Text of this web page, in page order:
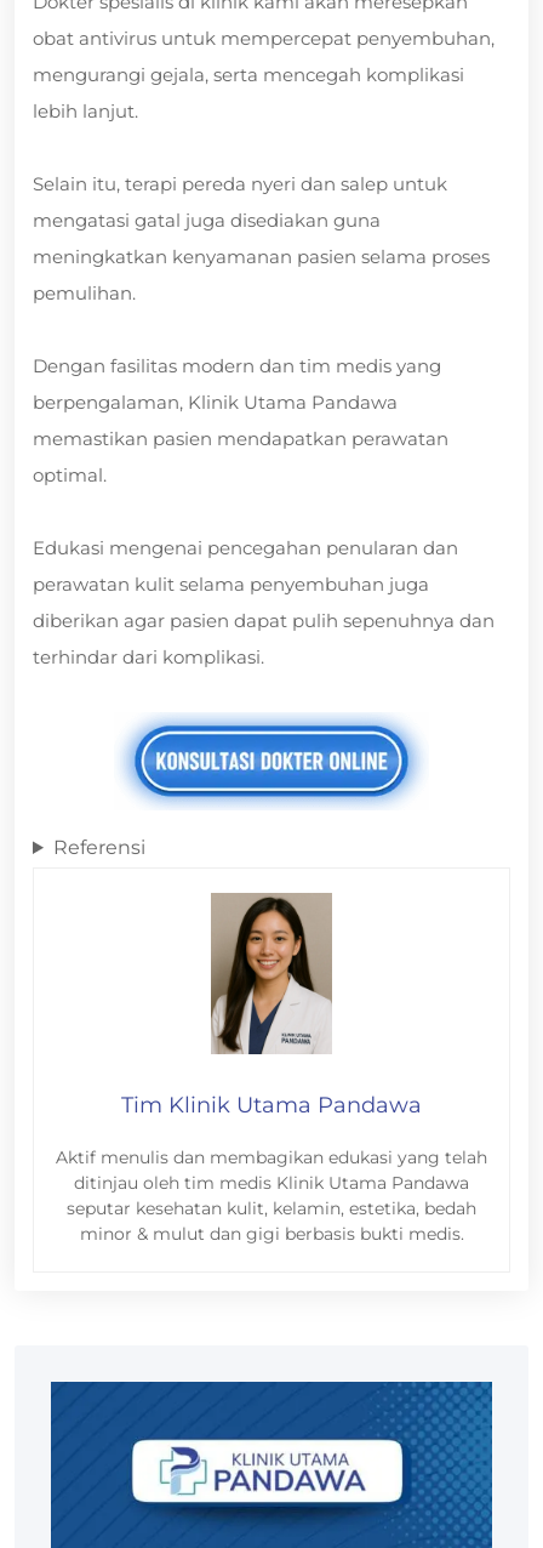
obat antivirus untuk mempercepat penyembuhan,
mengurangi gejala, serta mencegah komplikasi
lebih lanjut.
Selain itu, terapi pereda nyeri dan salep untuk
mengatasi gatal juga disediakan guna
meningkatkan kenyamanan pasien selama proses
pemulihan.
Dengan fasilitas modern dan tim medis yang
berpengalaman, Klinik Utama Pandawa
memastikan pasien mendapatkan perawatan
optimal.
Edukasi mengenai pencegahan penularan dan
perawatan kulit selama penyembuhan juga
diberikan agar pasien dapat pulih sepenuhnya dan
terhindar dari komplikasi.
Referensi
Tim Klinik Utama Pandawa
Aktif menulis dan membagikan edukasi yang telah
ditinjau oleh tim medis Klinik Utama Pandawa
seputar kesehatan kulit, kelamin, estetika, bedah
minor & mulut dan gigi berbasis bukti medis.